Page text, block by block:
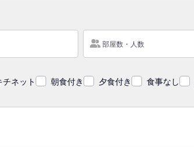
部屋数・人数
ネット 朝食付き 夕食付き 食事なし